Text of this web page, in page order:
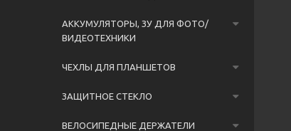
АККУМУЛЯТОРЫ, ЗУ ДЛЯ ФОТО/
ВИДЕОТЕХНИКИ
ЧЕХЛЫ ДЛЯ ПЛАНШЕТОВ
ЗАЩИТНОЕ СТЕКЛО
ВЕЛОСИПЕДНЫЕ ДЕРЖАТЕЛИ